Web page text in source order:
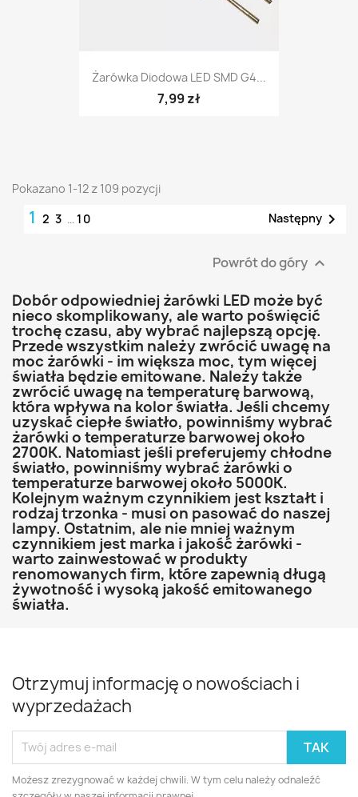
Żarówka Diodowa LED SMD G4...
7,99 zł
Pokazano 1-12 z 109 pozycji
1 2 3 … 10 Następny 
Powrót do góry 
Dobór odpowiedniej żarówki LED może być
nieco skomplikowany, ale warto poświęcić
trochę czasu, aby wybrać najlepszą opcję.
Przede wszystkim należy zwrócić uwagę na
moc żarówki - im większa moc, tym więcej
światła będzie emitowane. Należy także
zwrócić uwagę na temperaturę barwową,
która wpływa na kolor światła. Jeśli chcemy
uzyskać ciepłe światło, powinniśmy wybrać
żarówki o temperaturze barwowej około
2700K. Natomiast jeśli preferujemy chłodne
światło, powinniśmy wybrać żarówki o
temperaturze barwowej około 5000K.
Kolejnym ważnym czynnikiem jest kształt i
rodzaj trzonka - musi on pasować do naszej
lampy. Ostatnim, ale nie mniej ważnym
czynnikiem jest marka i jakość żarówki -
warto zainwestować w produkty
renomowanych firm, które zapewnią długą
żywotność i wysoką jakość emitowanego
światła.
Otrzymuj informację o nowościach i
wyprzedażach
Możesz zrezygnować w każdej chwili. W tym celu należy odnaleźć